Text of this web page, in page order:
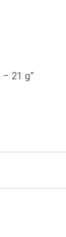
21 g”